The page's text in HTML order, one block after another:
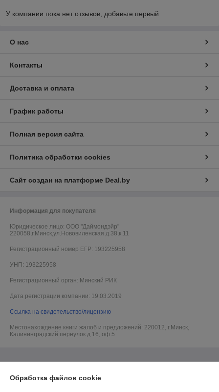
У компании пока нет отзывов, добавьте первый
О нас
Контакты
Доставка и оплата
График работы
Полная версия сайта
Политика обработки cookies
Сайт создан на платформе Deal.by
Информация для покупателя
Юридическое лицо: ООО "Даймондэйр"
220058,г.Минск,ул.Нововиленская д.38,к.11
Регистрационный номер ЕГР: 193225958
УНП: 193225958
Регистрационный орган: Минский РИК
Дата регистрации компании: 19.03.2019
Ссылка на свидетельство/лицензию
Местонахождение книги жалоб и предложений: 220012, г.Минск,
Калининградский переулок д.16, оф.5
Обработка файлов cookie